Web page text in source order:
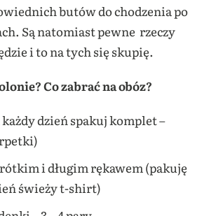
butów do chodzenia po
Są natomiast pewne rzeczy
i to na tych się skupię.
Co zabrać na obóz?
dzień spakuj komplet –
i długim rękawem (pakuję
świeży t-shirt)